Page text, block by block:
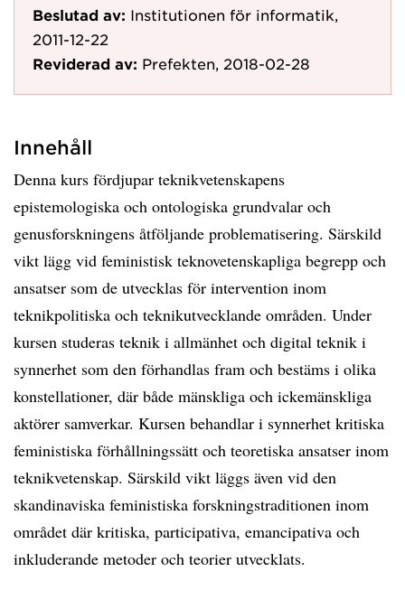
Beslutad av: Institutionen för informatik,
2011-12-22
Reviderad av: Prefekten, 2018-02-28
Innehåll
Denna kurs fördjupar teknikvetenskapens
epistemologiska och ontologiska grundvalar och
genusforskningens åtföljande problematisering. Särskild
vikt lägg vid feministisk teknovetenskapliga begrepp och
ansatser som de utvecklas för intervention inom
teknikpolitiska och teknikutvecklande områden. Under
kursen studeras teknik i allmänhet och digital teknik i
synnerhet som den förhandlas fram och bestäms i olika
konstellationer, där både mänskliga och ickemänskliga
aktörer samverkar. Kursen behandlar i synnerhet kritiska
feministiska förhållningssätt och teoretiska ansatser inom
teknikvetenskap. Särskild vikt läggs även vid den
skandinaviska feministiska forskningstraditionen inom
området där kritiska, participativa, emancipativa och
inkluderande metoder och teorier utvecklats.